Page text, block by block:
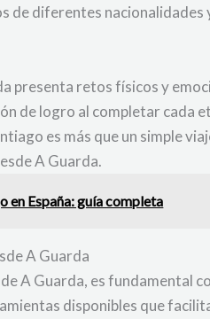
de diferentes
presenta retos físicos y
de logro al completar cada
es más que un simple
A Guarda.
en España: guía completa
A Guarda
A Guarda, es fundamental
disponibles que